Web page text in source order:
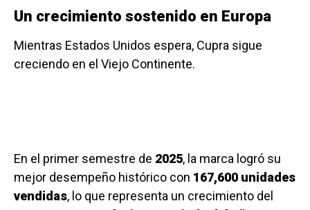
Un crecimiento sostenido en Europa
Mientras Estados Unidos espera, Cupra sigue
creciendo en el Viejo Continente.
En el primer semestre de 2025, la marca logró su
mejor desempeño histórico con 167,600 unidades
vendidas, lo que representa un crecimiento del